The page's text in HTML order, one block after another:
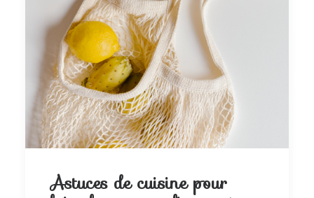
Astuces de cuisine pour